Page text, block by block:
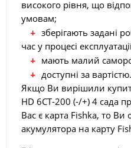
високого рівня, що
умовам;
зберігають задані
час у процесі
мають малий
доступні за вартістю.
Якщо Ви вирішили
HD 6СТ-200 (-/+) 4 сада
Вас є карта Fishka, то Ви
акумулятора на карту